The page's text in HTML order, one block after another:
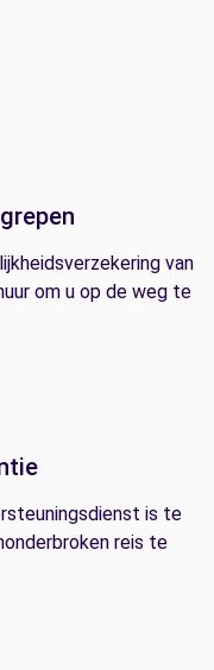
van
om u op de weg te
is te
reis te